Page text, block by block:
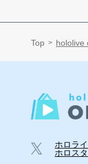
Top hololive
ホロラ
ホロス